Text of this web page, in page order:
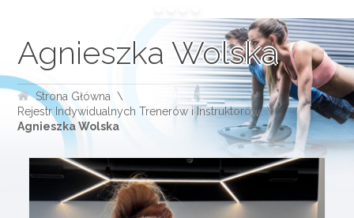
Agnieszka Wolska
Strona Główna
Rejestr Indywidualnych Trenerów i Instruktorów
Agnieszka Wolska